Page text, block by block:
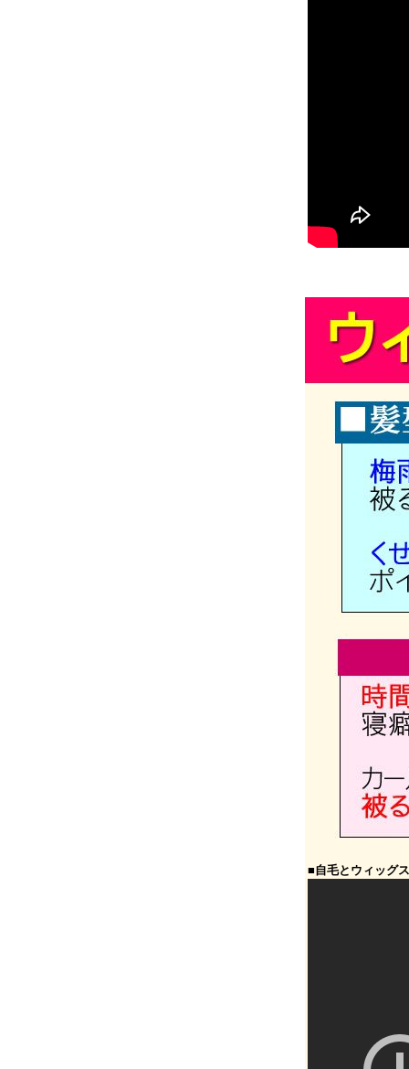
■自毛とウィッグ